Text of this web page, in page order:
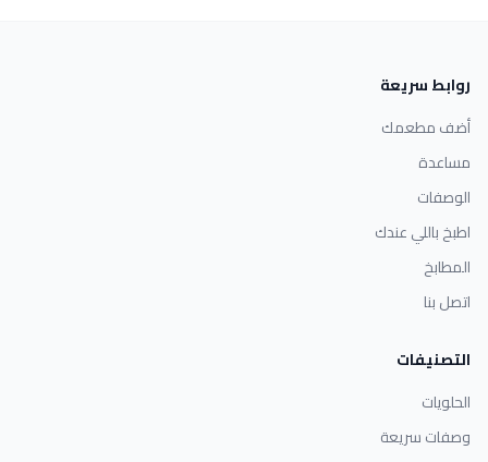
روابط سريعة
أضف مطعمك
مساعدة
الوصفات
اطبخ باللي عندك
المطابخ
اتصل بنا
التصنيفات
الحلويات
وصفات سريعة